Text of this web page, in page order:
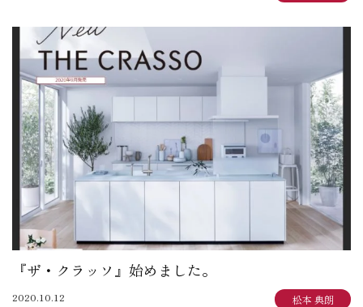
『ザ・クラッソ』始めました。
2020.10.12 松本 典朗